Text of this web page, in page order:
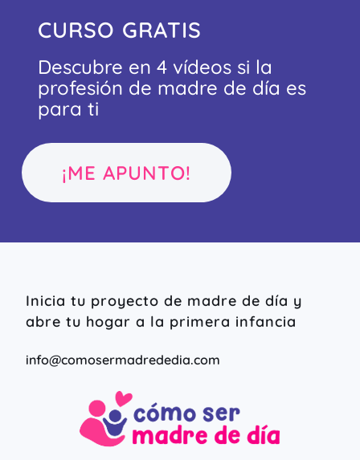
CURSO GRATIS
Descubre en 4 vídeos si la
profesión de madre de día es
para ti
¡ME APUNTO!
Inicia tu proyecto de madre de día y
abre tu hogar a la primera infancia
info@comosermadrededia.com